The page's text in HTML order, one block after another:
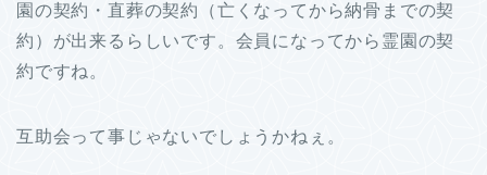
園の契約・直葬の契約（亡くなってから納骨までの契
約）が出来るらしいです。会員になってから霊園の契
約ですね。
互助会って事じゃないでしょうかねぇ。